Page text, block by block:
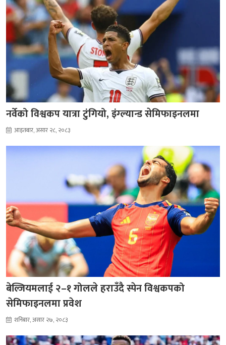
नर्वेको विश्वकप यात्रा टुंगियो, इंग्ल्यान्ड सेमिफाइनलमा
आइतबार, असार २८, २०८३
बेल्जियमलाई २–१ गोलले हराउँदै स्पेन विश्वकपको
सेमिफाइनलमा प्रवेश
शनिबार, असार २७, २०८३